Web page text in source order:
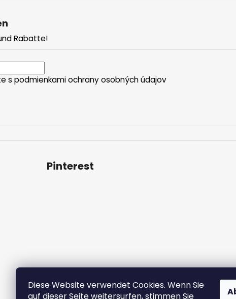
Diese Website verwendet Cookies. Wenn Sie
auf dieser Seite weitersurfen, stimmen Sie
Rabatte!
s podmienkami ochrany osobných údajov
Pinterest
Bedingungen und Konditionen